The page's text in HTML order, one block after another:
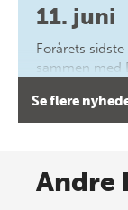
11. juni
Forårets
sammen med
forfatterne
Spar op
Se flere
Andre